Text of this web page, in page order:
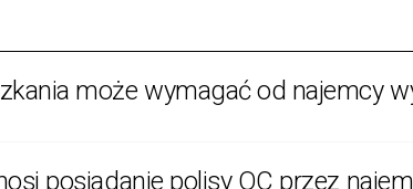
może wymagać od najemcy
posiadanie polisy OC przez